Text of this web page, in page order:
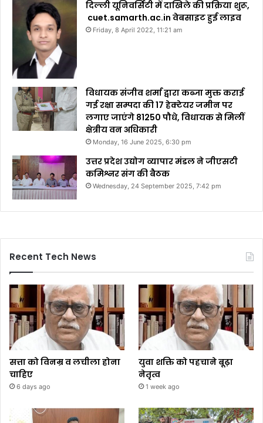
दिल्ली यूनिवर्सिटी में दाखिले की प्रक्रिया शुरू,
cuet.samarth.ac.in वेबसाइट हुई लाइव
Friday, 8 April 2022, 11:21 am
विधायक संजीव शर्मा द्वारा कब्जा मुक्त कराई
गई रक्षा सम्पदा की 17 हेक्टेयर जमीन पर
लगाए जाएंगे 81250 पौधे, विधायक से मिलीं
क्षेत्रीय वन अधिकारी
Monday, 16 June 2025, 6:30 pm
उत्तर प्रदेश उद्योग व्यापार मंडल ने जीएसटी
कमिश्नर संग की बैठक
Wednesday, 24 September 2025, 7:42 pm
Recent Tech News
सत्ता को विनम्र व लचीला होना
चाहिए
6 days ago
युवा शक्ति को पहचाने बूढ़ा
नेतृत्व
1 week ago